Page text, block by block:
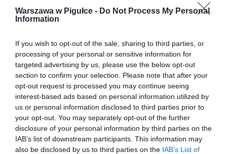
Warszawa w Pigułce - Do Not Process My Personal
Information
If you wish to opt-out of the sale, sharing to third parties, or
processing of your personal or sensitive information for
targeted advertising by us, please use the below opt-out
section to confirm your selection. Please note that after your
opt-out request is processed you may continue seeing
interest-based ads based on personal information utilized by
us or personal information disclosed to third parties prior to
your opt-out. You may separately opt-out of the further
disclosure of your personal information by third parties on the
IAB’s list of downstream participants. This information may
also be disclosed by us to third parties on the IAB’s List of